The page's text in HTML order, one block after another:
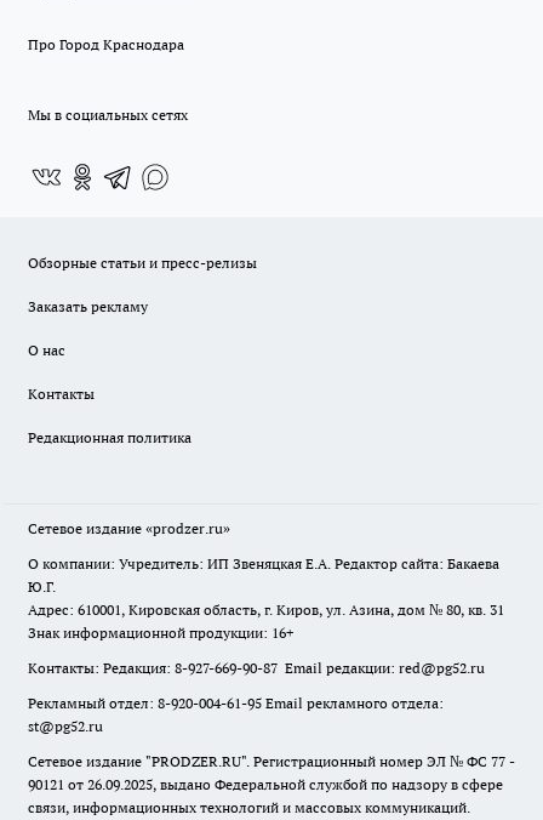
Про Город Краснодара
Мы в социальных сетях
Обзорные статьи и пресс-релизы
Заказать рекламу
О нас
Контакты
Редакционная политика
Сетевое издание «prodzer.ru»
О компании: Учредитель: ИП Звеняцкая Е.А. Редактор сайта: Бакаева
Ю.Г.
Адрес: 610001, Кировская область, г. Киров, ул. Азина, дом № 80, кв. 31
Знак информационной продукции: 16+
Контакты: Редакция: 8-927-669-90-87 Email редакции: red@pg52.ru
Рекламный отдел: 8-920-004-61-95 Email рекламного отдела:
st@pg52.ru
Сетевое издание "PRODZER.RU". Регистрационный номер ЭЛ № ФС 77 -
90121 от 26.09.2025, выдано Федеральной службой по надзору в сфере
связи, информационных технологий и массовых коммуникаций.